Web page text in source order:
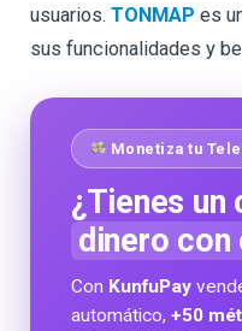
usuarios. TONMAP es
sus funcionalidades y
Monetiza tu
¿Tienes un
dinero con
Con KunfuPay
automático, +50